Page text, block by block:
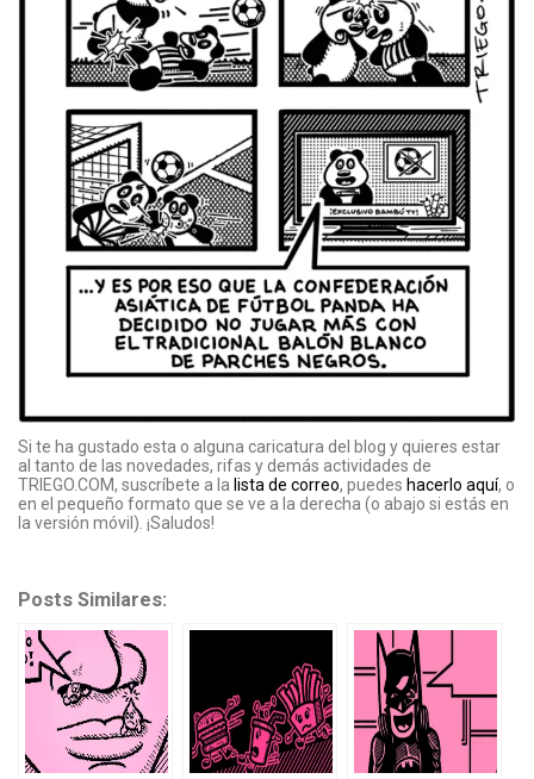
Si te ha gustado esta o alguna caricatura del blog y quieres estar
al tanto de las novedades, rifas y demás actividades de
TRIEGO.COM, suscríbete a la lista de correo, puedes hacerlo aquí, o
en el pequeño formato que se ve a la derecha (o abajo si estás en
la versión móvil). ¡Saludos!
Posts Similares: